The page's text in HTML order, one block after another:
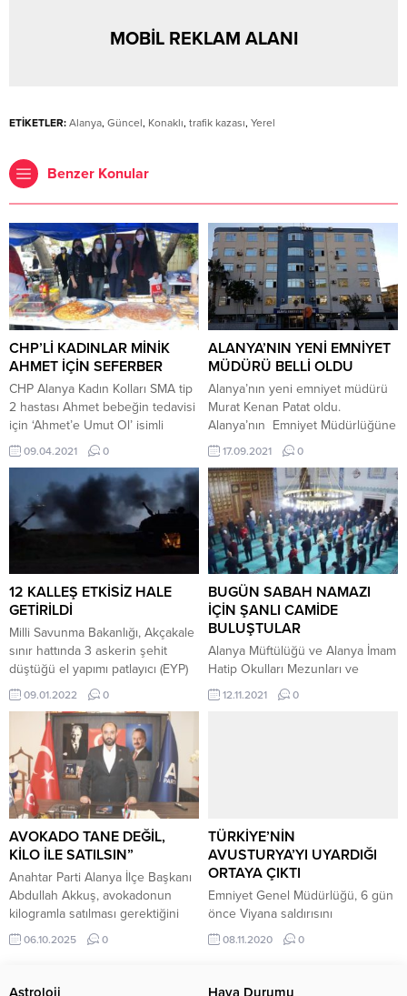
MOBİL REKLAM ALANI
ETİKETLER: Alanya, Güncel, Konaklı, trafik kazası, Yerel
Benzer Konular
CHP’Lİ KADINLAR MİNİK
AHMET İÇİN SEFERBER
CHP Alanya Kadın Kolları SMA tip
2 hastası Ahmet bebeğin tedavisi
için ‘Ahmet’e Umut Ol’ isimli
kermesi ikinci kez düzenledi. Parti
binası önündeki kermese Alanya
Belediye Başkanı Adem Murat
Yücel’in eşi Yıldız Yücel, CHP İlçe
Başkanı Coşkun Karadağ, İYİ Parti
İlçe Başkanı Alper Arıkan, CHP
Antalya İl Kadın Kolları Başkanı...
09.04.2021 0
ALANYA’NIN YENİ EMNİYET
MÜDÜRÜ BELLİ OLDU
Alanya’nın yeni emniyet müdürü
Murat Kenan Patat oldu.
Alanya’nın Emniyet Müdürlüğüne
getirilen isim belli oldu.4 yıllık
görev süresini dolduran ve bir yıl
da fazladan Alanya halkına hizmet
eden Alanya Emniyet Müdürü
Alper Avcı Sivas’a İl Emniyet
Müdür Yardımcısı olarak atanmıştı.
Avcı’nın yerine Antalya İl Emniyet
Müdürlüğü, Koruma Şube Müdürü
4. Sınıf Emniyet...
17.09.2021 0
12 KALLEŞ ETKİSİZ HALE
GETİRİLDİ
Milli Savunma Bakanlığı, Akçakale
sınır hattında 3 askerin şehit
düştüğü el yapımı patlayıcı (EYP)
saldırısının ardından, ateş destek
vasıtalarıyla PKK/YPG hedeflerinin
güçlü şekilde vurulduğunu, ilk
belirlemelere göre 12 teröristin
etkisiz hale getirildiğini bildirdi.
Bakanlıktan yapılan açıklamada,
Akçakale sınır hattında 3 askerin
şehit düştüğü EYP saldırısı
sonrası, terör örgütü PKK/YPG
hedeflerinin...
09.01.2022 0
BUGÜN SABAH NAMAZI
İÇİN ŞANLI CAMİDE
BULUŞTULAR
Alanya Müftülüğü ve Alanya İmam
Hatip Okulları Mezunları ve
Mensupları Derneği işbirliği ile
her hafta cuma günü düzenlenen
kapsamında sabah namazından
önce Kur’an-ı Kerim tilaveti
yapıldı,...
12.11.2021 0
AVOKADO TANE DEĞİL,
KİLO İLE SATILSIN”
Anahtar Parti Alanya İlçe Başkanı
Abdullah Akkuş, avokadonun
kilogramla satılması gerektiğini
belirterek, “Üretici kazansın,
adalet sağlansın” çağrısında
yapılan araştırmalar sonucunda
06.10.2025 0
TÜRKİYE’NİN
AVUSTURYA’YI UYARDIĞI
ORTAYA ÇIKTI
Emniyet Genel Müdürlüğü, 6 gün
önce Viyana saldırısını
gerçekleştiren teröristin bir yıl
önce Türkiye’den sınır dışı
saldırısını gerçekleştiren DEAŞ’lı
08.11.2020 0
Astroloji Hava Durumu